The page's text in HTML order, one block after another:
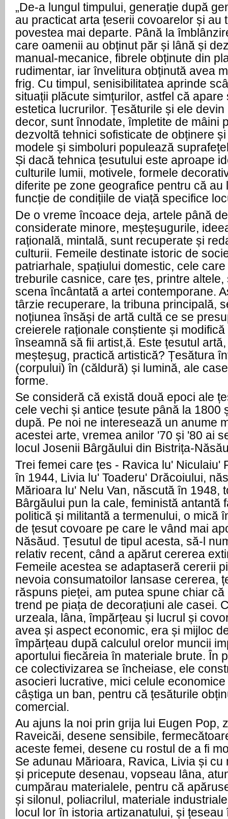
„De-a lungul timpului, generație după
au practicat arta țeserii covoarelor și au
povestea mai departe. Până la
care oamenii au obținut păr și lână și
manual-mecanice, fibrele obținute din
rudimentar, iar învelitura obținută avea
frig. Cu timpul, senisibilitatea aprinde
situații plăcute simțurilor, astfel că apare
estetica lucrurilor. Țesăturile și ele
decor, sunt înnodate, împletite de mâini
dezvoltă tehnici sofisticate de obținere
modele și simboluri populează
Și dacă tehnica țesutului este aproape
culturile lumii, motivele, formele
diferite pe zone geografice pentru că au
funcție de condițiile de viață specifice
De o vreme încoace deja, artele până
considerate minore, meșteșugurile,
rațională, mintală, sunt recuperate și
culturii. Femeile destinate istoric de
patriarhale, spațiului domestic, cele
treburile casnice, care țes, printre
scena încântată a artei contemporane.
târzie recuperare, la tribuna principală,
noțiunea însăși de artă cultă ce se
creierele raționale conștiente și
înseamnă să fii artist,ă. Este țesutul
meșteșug, practică artistică? Țesătura
(corpului) în (căldură) și lumină, ale
forme.
Se consideră că există două epoci ale
cele vechi și antice țesute până la 1800
după. Pe noi ne interesează un anume
acestei arte, vremea anilor '70 și '80 ai
locul Josenii Bârgăului din Bistrița-
Trei femei care țes - Ravica lu' Niculaiu'
în 1944, Livia lu' Toaderu' Drăcoiului,
Mărioara lu' Nelu Van, născută în 1948,
Bârgăului pun la cale, feministă antantă
politică și militantă a termenului, o mică
de țesut covoare pe care le vând mai
Năsăud. Țesutul de tipul acesta, să-l
relativ recent, când a apărut cererea
Femeile acestea se adaptaseră cererii
nevoia consumatoilor lansase cererea,
răspuns pieței, am putea spune chiar
trend pe piața de decorațiuni ale casei.
urzeala, lâna, împărțeau și lucrul și
avea și aspect economic, era și mijloc
împărțeau după calculul orelor muncii
aportului fiecăreia în materiale brute. În
ce colectivizarea se încheiase, ele
asocieri lucrative, mici celule
câștiga un ban, pentru că țesăturile
comercial.
Au ajuns la noi prin grija lui Eugen Pop,
Raveicăi, desene sensibile,
aceste femei, desene cu rostul de a fi
Se adunau Mărioara, Ravica, Livia și cu
și pricepute desenau, vopseau lâna,
cumpărau materialele, pentru că
și silonul, poliacrilul, materiale
locul lor în istoria artizanatului, și